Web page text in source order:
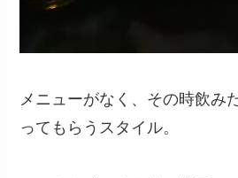
メニューがなく、その時飲み
ってもらうスタイル。